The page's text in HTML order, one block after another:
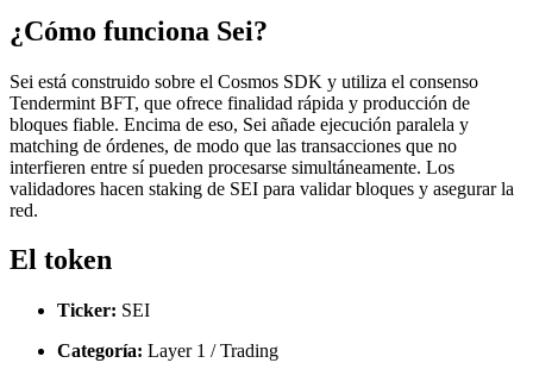
¿Cómo funciona Sei?
Sei está construido sobre el Cosmos SDK y utiliza el consenso
Tendermint BFT, que ofrece finalidad rápida y producción de
bloques fiable. Encima de eso, Sei añade ejecución paralela y
matching de órdenes, de modo que las transacciones que no
interfieren entre sí pueden procesarse simultáneamente. Los
validadores hacen staking de SEI para validar bloques y asegurar la
red.
El token
Ticker: SEI
Categoría: Layer 1 / Trading